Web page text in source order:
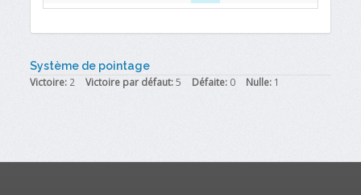
Système de pointage
Victoire: 2 Victoire par défaut:5 Défaite: 0 Nulle: 1